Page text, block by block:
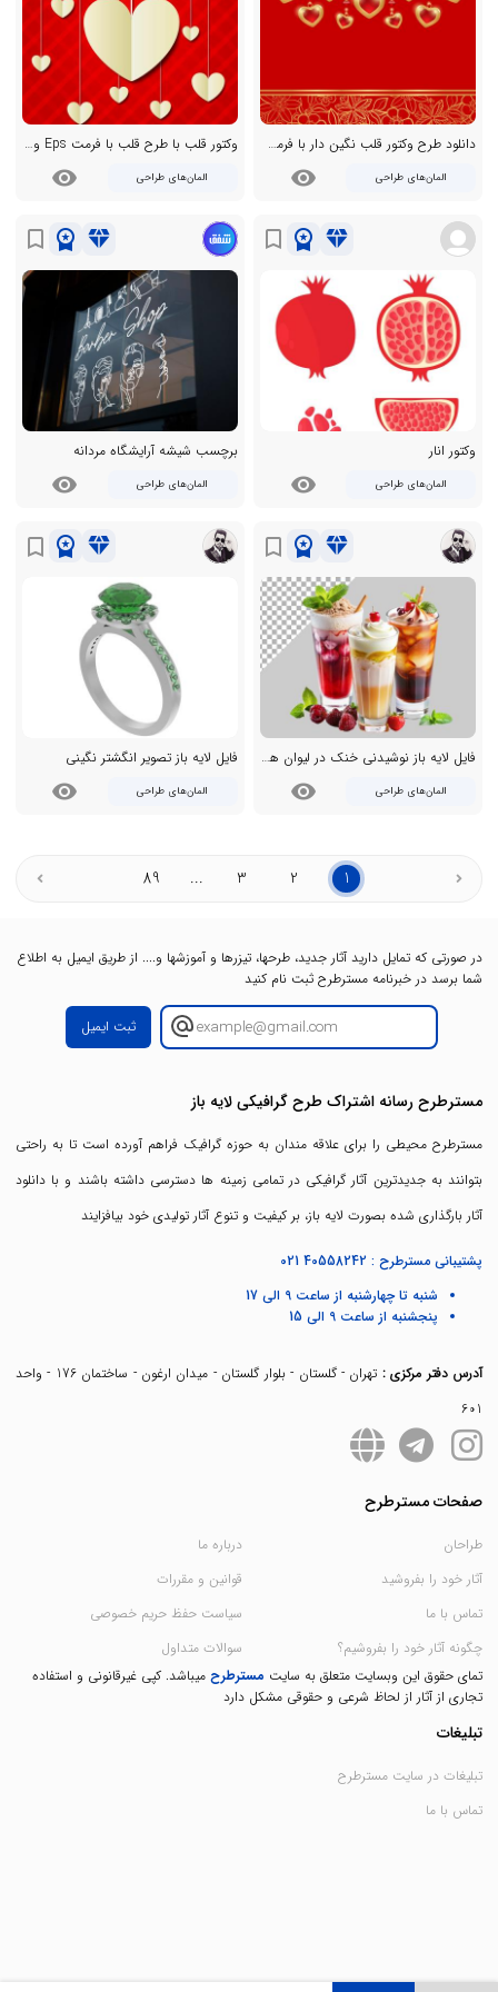
دانلود طرح وکتور قلب نگین دار با فرمت EPS
المان‌های طراحی visibility
وکتور قلب با طرح قلب با فرمت Eps و کیفیت بالا
المان‌های طراحی visibility
diamond
workspace_premium
bookmark_border
وکتور انار
المان‌های طراحی visibility
diamond
workspace_premium
bookmark_border
برچسب شیشه آرایشگاه مردانه
المان‌های طراحی visibility
diamond
workspace_premium
bookmark_border
فایل لایه باز نوشیدنی خنک در لیوان های مختلف
المان‌های طراحی visibility
diamond
workspace_premium
bookmark_border
فایل لایه باز تصویر انگشتر نگینی
المان‌های طراحی visibility
1
2
3
...
89
در صورتی که تمایل دارید آثار جدید، طرحها، تیزرها و آموزشها و.... از طریق ایمیل به اطلاع
شما برسد در خبرنامه مسترطرح ثبت نام کنید
ثبت ایمیل
مسترطرح رسانه اشتراک طرح گرافیکی لایه باز
مسترطرح محیطی را برای علاقه مندان به حوزه گرافیک فراهم آورده است تا به راحتی
بتوانند به جدیدترین آثار گرافیکی در تمامی زمینه ها دسترسی داشته باشند و با دانلود
آثار بارگذاری شده بصورت لایه باز، بر کیفیت و تنوع آثار تولیدی خود بیافزایند
پشتیبانی مسترطرح : 021 40558242
شنبه تا چهارشنبه از ساعت 9 الی 17
پنجشنبه از ساعت 9 الی 15
آدرس دفتر مرکزی :
تهران - گلستان - بلوار گلستان - میدان ارغون - ساختمان 176 - واحد
601
صفحات مسترطرح
طراحان
آثار خود را بفروشید
تماس با ما
چگونه آثار خود را بفروشیم؟
درباره ما
قوانین و مقررات
سیاست حفظ حریم خصوصی
سوالات متداول
تمای حقوق این وبسایت متعلق به سایت مسترطرح میباشد. کپی غیرقانونی و استفاده
تجاری از آثار از لحاظ شرعی و حقوقی مشکل دارد
تبلیغات
تبلیغات در سایت مسترطرح
تماس با ما